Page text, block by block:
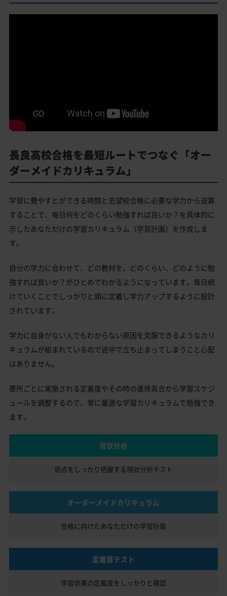
長良高校合格を最短ルートでつなぐ「オー
ダーメイドカリキュラム」
学習に費やすとができる時間と志望校合格に必要な学力から逆算
することで、毎日何をどのくらい勉強すれば良いか？を具体的に
示したあなただけの学習カリキュラム（学習計画）を作成しま
す。
自分の学力に合わせて、どの教材を、どのくらい、どのように勉
強すれば良いか？がひとめでわかるようになっています。毎日続
けていくことでしっかりと頭に定着し学力アップするように設計
されています。
学力に自身がない人でもわからない原因を克服できるようなカリ
キュラムが組まれているので途中で立ち止まってしまうこと心配
はありません。
要所ごとに実施される定着度やその時の進捗具合から学習スケジ
ュールを調整するので、常に最適な学習カリキュラムで勉強でき
ます。
現状分析
弱点をしっかり把握する現状分析テスト
オーダーメイドカリキュラム
合格に向けたあなただけの学習計画
定着度テスト
学習効果の定着度を しっかりと確認